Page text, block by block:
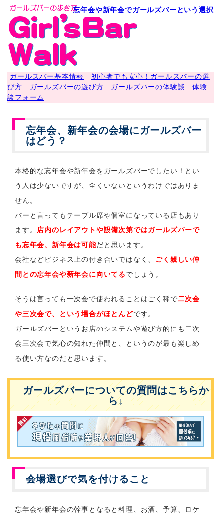
忘年会や新年会でガールズバーという選択
ガールズバー基本情報
初心者でも安心！ガールズバーの選
び方
ガールズバーの遊び方 ガールズバーの体験談
体験
談フォーム
忘年会、新年会の会場にガールズバー
はどう？
本格的な忘年会や新年会をガールズバーでしたい！とい
う人は少ないですが、全くいないというわけではありま
せん。
バーと言ってもテーブル席や個室になっている店もあり
ます。
店内のレイアウトや設備次第ではガールズバーで
も忘年会、新年会は可能だと思います。
会社などビジネス上の付き合いではなく、 ごく親しい仲
間との忘年会や新年会に向いてるでしょう。
そうは言っても一次会で使われることはごく稀で二次会
や三次会で、という場合がほとんどです。
ガールズバーというお店のシステムや遊び方的にも二次
会三次会で気心の知れた仲間と、というのが最も楽しめ
る使い方なのだと思います。
ガールズバーについての質問はこちらか
ら↓
会場選びで気を付けること
忘年会や新年会の幹事となると料理、お酒、予算、ロケ